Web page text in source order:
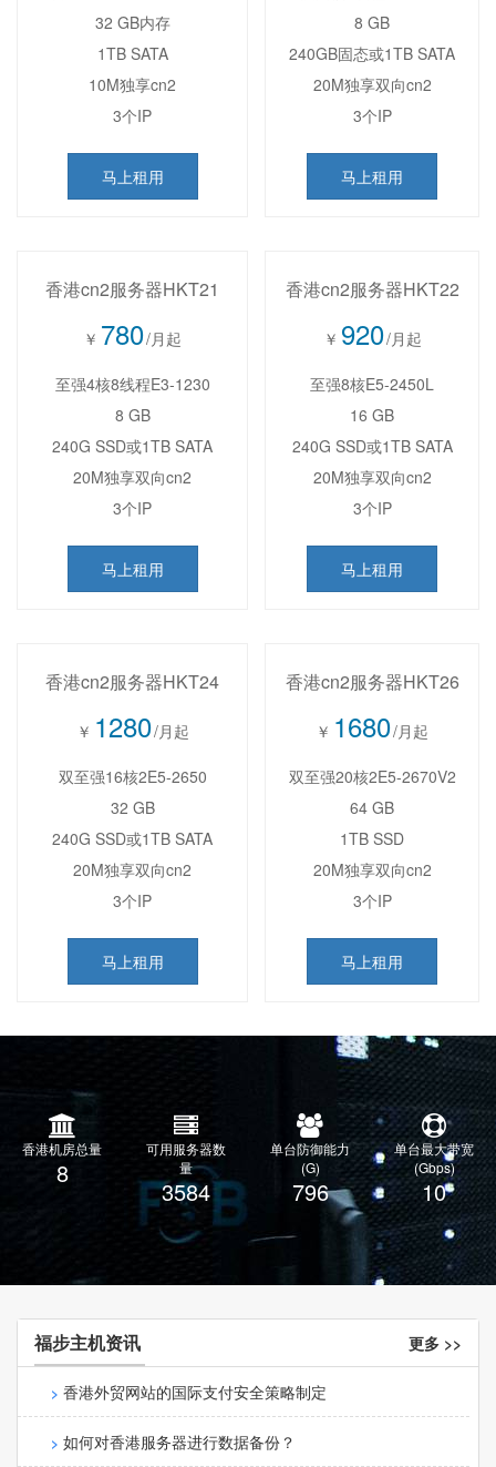
32 GB内存
1TB SATA
10M独享cn2
3个IP
马上租用
8 GB
240GB固态或1TB SATA
20M独享双向cn2
3个IP
马上租用
香港cn2服务器HKT21
￥ 780/月起
至强4核8线程E3-1230
8 GB
240G SSD或1TB SATA
20M独享双向cn2
3个IP
马上租用
香港cn2服务器HKT22
￥ 920/月起
至强8核E5-2450L
16 GB
240G SSD或1TB SATA
20M独享双向cn2
3个IP
马上租用
香港cn2服务器HKT24
￥ 1280/月起
双至强16核2E5-2650
32 GB
240G SSD或1TB SATA
20M独享双向cn2
3个IP
马上租用
香港cn2服务器HKT26
￥ 1680/月起
双至强20核2E5-2670V2
64 GB
1TB SSD
20M独享双向cn2
3个IP
马上租用
香港机房总量
8
可用服务器数
量
3596
单台防御能力
(G)
799
单台最大带宽
(Gbps)
10
福步主机资讯 更多 >>
香港外贸网站的国际支付安全策略制定
如何对香港服务器进行数据备份？